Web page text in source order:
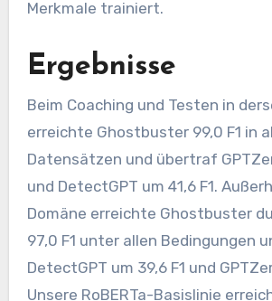
Merkmale trainiert.
Ergebnisse
Beim Coaching und Testen in
erreichte Ghostbuster 99,0 F1 in
Datensätzen und übertraf
und DetectGPT um 41,6 F1.
Domäne erreichte Ghostbuster
97,0 F1 unter allen Bedingungen
DetectGPT um 39,6 F1 und
Unsere RoBERTa-Basislinie